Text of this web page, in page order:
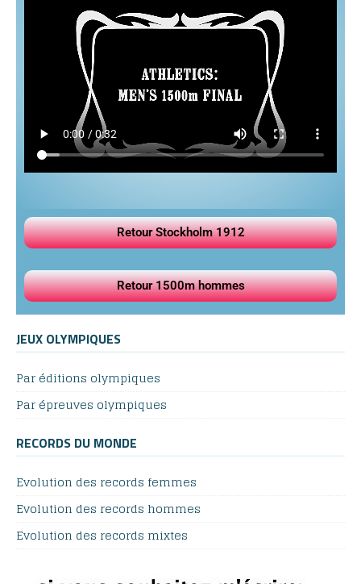
Retour Stockholm 1912
Retour 1500m hommes
JEUX OLYMPIQUES
Par éditions olympiques
Par épreuves olympiques
RECORDS DU MONDE
Evolution des records femmes
Evolution des records hommes
Evolution des records mixtes